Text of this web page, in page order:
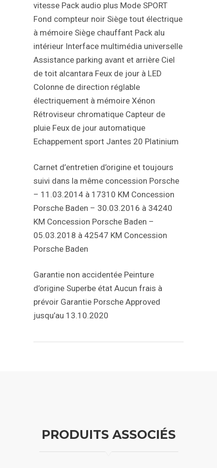
vitesse Pack audio plus Mode SPORT
Fond compteur noir Siège tout électrique
à mémoire Siège chauffant Pack alu
intérieur Interface multimédia universelle
Assistance parking avant et arrière Ciel
de toit alcantara Feux de jour à LED
Colonne de direction réglable
électriquement à mémoire Xénon
Rétroviseur chromatique Capteur de
pluie Feux de jour automatique
Echappement sport Jantes 20 Platinium
Carnet d’entretien d’origine et toujours
suivi dans la même concession Porsche
– 11.03.2014 à 17310 KM Concession
Porsche Baden – 30.03.2016 à 34240
KM Concession Porsche Baden –
05.03.2018 à 42547 KM Concession
Porsche Baden
Garantie non accidentée Peinture
d’origine Superbe état Aucun frais à
prévoir Garantie Porsche Approved
jusqu’au 13.10.2020
PRODUITS ASSOCIÉS